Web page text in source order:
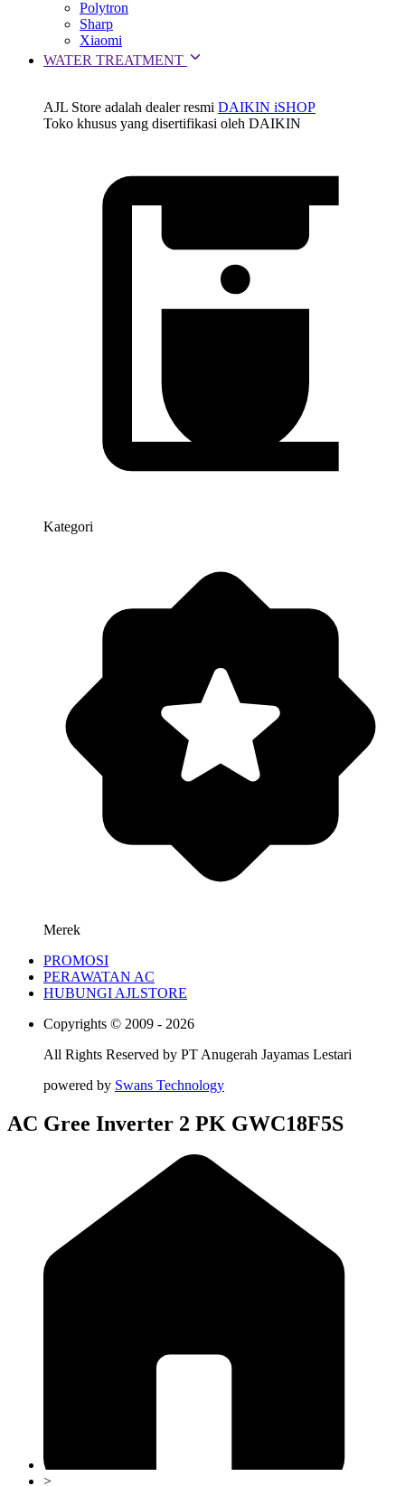
Polytron
Sharp
Xiaomi
WATER TREATMENT
AJL Store adalah dealer resmi DAIKIN iSHOP
Toko khusus yang disertifikasi oleh DAIKIN
Kategori
Merek
PROMOSI
PERAWATAN AC
HUBUNGI AJLSTORE
Copyrights © 2009 - 2026
All Rights Reserved by PT Anugerah Jayamas Lestari
powered by Swans Technology
AC Gree Inverter 2 PK GWC18F5S
>